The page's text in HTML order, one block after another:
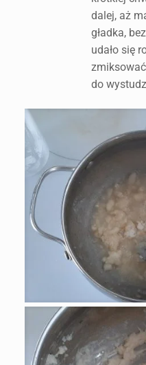
dalej, aż
gładka,
udało się
do